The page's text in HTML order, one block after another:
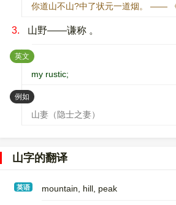
你道山不山?中了状元一道烟。 —— 《
3. 山野——谦称 。
英文 ：
my rustic;
例如 ：
山妻（隐士之妻）
山字的翻译
英语 mountain, hill, peak